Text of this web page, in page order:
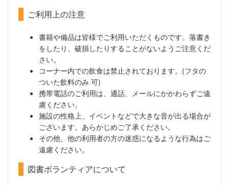
ご利用上の注意
書籍や備品は皆様でご利用いただくものです。落書き
をしたり、破損したりすることがないようご注意くだ
さい。
コーナー内での飲食は禁止されております。(フタの
ついた飲料のみ 可)
携帯電話のご利用は、通話、メールにかかわらずご遠
慮ください。
施設の性格上、イベントなどで大きな音が出る場合が
ございます。あらかじめご了承ください。
その他、他の利用者の方の迷惑になるような行為はご
遠慮ください。
図書ボランティアについて